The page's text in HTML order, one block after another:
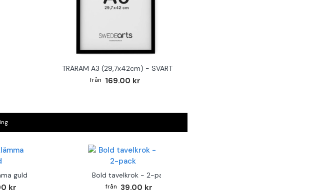
TRÄRAM A3 (29,7x42cm) - SVART
169.00 kr
guld
kr
Bold tavelkrok - 2-pack
39.00 kr